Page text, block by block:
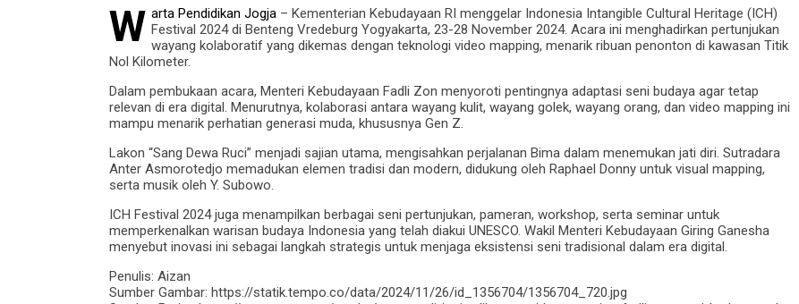
W arta Pendidikan Jogja – Kementerian Kebudayaan RI menggelar Indonesia Intangible Cultural Heritage (ICH)
Festival 2024 di Benteng Vredeburg Yogyakarta, 23-28 November 2024. Acara ini menghadirkan pertunjukan
wayang kolaboratif yang dikemas dengan teknologi video mapping, menarik ribuan penonton di kawasan Titik
Nol Kilometer.
Dalam pembukaan acara, Menteri Kebudayaan Fadli Zon menyoroti pentingnya adaptasi seni budaya agar tetap
relevan di era digital. Menurutnya, kolaborasi antara wayang kulit, wayang golek, wayang orang, dan video mapping ini
mampu menarik perhatian generasi muda, khususnya Gen Z.
Lakon “Sang Dewa Ruci” menjadi sajian utama, mengisahkan perjalanan Bima dalam menemukan jati diri. Sutradara
Anter Asmorotedjo memadukan elemen tradisi dan modern, didukung oleh Raphael Donny untuk visual mapping,
serta musik oleh Y. Subowo.
ICH Festival 2024 juga menampilkan berbagai seni pertunjukan, pameran, workshop, serta seminar untuk
memperkenalkan warisan budaya Indonesia yang telah diakui UNESCO. Wakil Menteri Kebudayaan Giring Ganesha
menyebut inovasi ini sebagai langkah strategis untuk menjaga eksistensi seni tradisional dalam era digital.
Penulis: Aizan
Sumber Gambar: https://statik.tempo.co/data/2024/11/26/id_1356704/1356704_720.jpg